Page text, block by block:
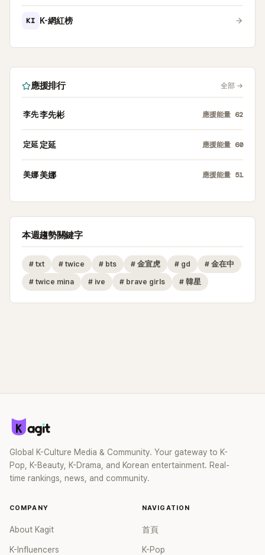
KI K-網紅榜
應援排行 全部 →
李先李先彬 應援能量 62
定延 定延 應援能量 60
美娜美娜 應援能量 51
本週趨勢關鍵字
# txt # twice # bts # 金宣虎 # gd # 金在中
# twice mina # ive # brave girls # 韓星
Global K-Culture Media & Community. Your gateway to K-
Pop, K-Beauty, K-Drama, and Korean entertainment. Real-
time rankings, news, and community.
COMPANY
About Kagit
K-Influencers
NAVIGATION
首頁
K-Pop